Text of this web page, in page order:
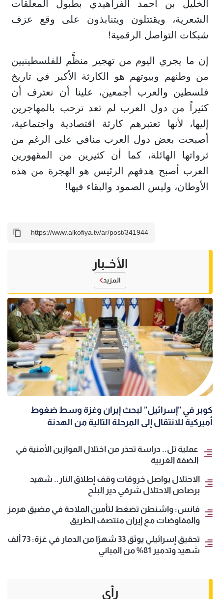
الخليل بن أحمد الفراهيدي بطبول المعلقات
الشعرية، ويقتتلون ويتنابذون على وقع عزف
شبكات التواصل الرقمية!
إن ما يجري اليوم من تهجير منظَّم للفلسطينيين
من وطنهم وبيوتهم هو الكارثة الأكبر في تاريخ
فلسطين والعرب أجمعين، علينا أن نعترف أن
كثيراً من دول العرب لم تعد ترحب بالمهاجرين
إليها، لأنها تعتبرهم كارثة اقتصادية واجتماعية،
أصبحت بعض دول العرب منافي على الرغم من
ثرواتها الهائلة، كما أن كثيرين من المقهورين
العرب أصبح هدفهم الرئيس هو الهجرة من هذه
الأوطان، وليس الصمود والبقاء فيها!
الأخــبار
المزيد
كوبر في "إسرائيل" لبحث إيران وغزة وسط ضغوط
أميركية للانتقال إلى المرحلة التالية من الهدنة
عملية تل.. دراسة تحذر من اختلال الموازين الأمنية في
الضفة الغربية
الاحتلال يواصل خروقات وقف إطلاق النار.. شهيد
برصاص الاحتلال شرقي دير البلح
فانس: واشنطن تضغط لتأمين الملاحة في مضيق هرمز
والمفاوضات مع إيران منتصف الطريق
تحقيق إسرائيلي يوثق 33 شهرًا من الدمار في غزة: 73 ألف
شهيد وتدمير 81% من المباني
رأي